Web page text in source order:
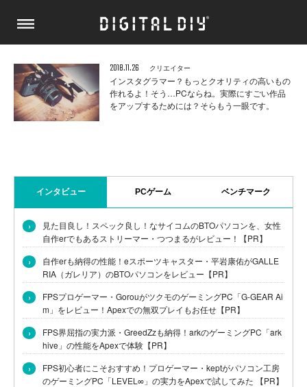
2018.11.26 クリエイター
インスタグラマー？もっとクオリティの高いもの
作れるよ！そう…PCならね。実際にすごい作品
をアップするためには？そらもう一眼です。
インタビュー PCゲーム ベンチマーク
›
見た目良し！スペック良し！なサイコムのBTOパソコンを、女性
自作erでもあるストリーマー・つつまるがレビュー！【PR】
›
自作erも納得の性能！eスポーツキャスター・平岩康佑がGALLE
RIA（ガレリア）のBTOパソコンをレビュー【PR】
›
FPSプロゲーマー・GorouがツクモのゲーミングPC「G-GEAR Ai
m」をレビュー！Apexでの無双プレイもお任せ【PR】
›
FPS界屈指の実力派・GreedZzも納得！arkのゲーミングPC「ark
hive」の性能をApexで体験【PR】
›
FPS初心者にこそおすすめ！プロゲーマー・keptがパソコン工房
のゲーミングPC「LEVEL∞」の実力をApexで試してみた 【PR】